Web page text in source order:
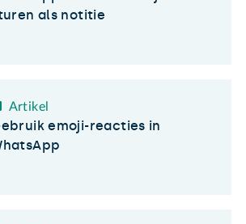
als notitie
Artikel
emoji-reacties in